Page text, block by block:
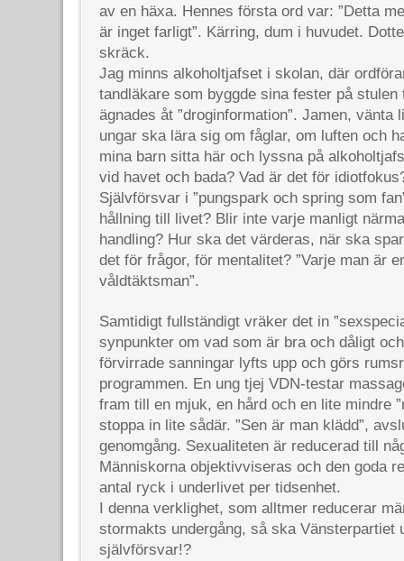
av en häxa. Hennes första ord var: ”Detta
är inget farligt”. Kärring, dum i huvudet.
skräck.
Jag minns alkoholtjafset i skolan, där
tandläkare som byggde sina fester på stulen
ägnades åt ”droginformation”. Jamen, vänta
ungar ska lära sig om fåglar, om luften och
mina barn sitta här och lyssna på
vid havet och bada? Vad är det för
Självförsvar i ”pungspark och spring som
hållning till livet? Blir inte varje manligt
handling? Hur ska det värderas, när ska
det för frågor, för mentalitet? ”Varje man är
våldtäktsman”.
Samtidigt fullständigt vräker det in
synpunkter om vad som är bra och dåligt
förvirrade sanningar lyfts upp och görs
programmen. En ung tjej VDN-testar
fram till en mjuk, en hård och en lite mindre
stoppa in lite sådär. ”Sen är man klädd”,
genomgång. Sexualiteten är reducerad till
Människorna objektivviseras och den goda
antal ryck i underlivet per tidsenhet.
I denna verklighet, som alltmer reducerar
stormakts undergång, så ska Vänsterpartiet
självförsvar!?